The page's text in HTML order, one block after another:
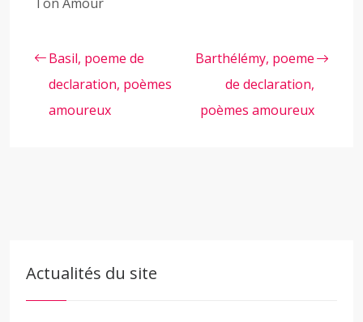
Basil, poeme de
declaration, poèmes
amoureux
Barthélémy, poeme
de declaration,
poèmes amoureux
Actualités du site